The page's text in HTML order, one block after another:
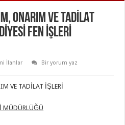
ONARIM VE TADİLAT
FEN İŞLERİ
İlanlar
Bir yorum yaz
VE TADİLAT İŞLERİ
MÜDÜRLÜĞÜ